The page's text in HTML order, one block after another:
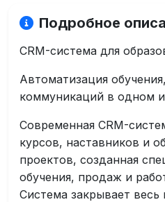
Подробное
CRM-система для
Автоматизация
коммуникаций в одном
Современная CRM-
курсов, наставников и
проектов, созданная
обучения, продаж и
Система закрывает весь